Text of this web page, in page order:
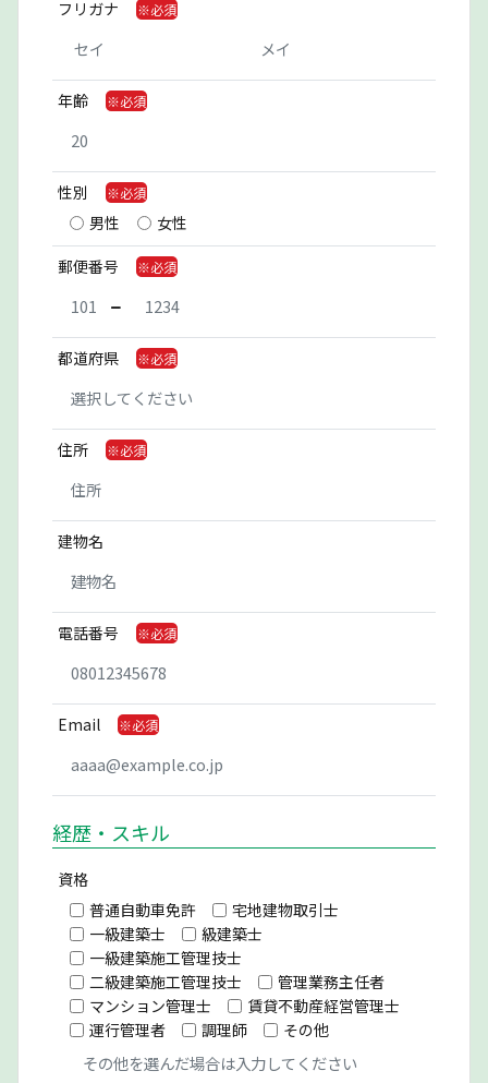
フリガナ
年齢
性別
男性
女性
郵便番号
都道府県
住所
建物名
電話番号
Email
経歴・スキル
資格
普通自動車免許
宅地建物取引士
一級建築士
級建築士
一級建築施工管理技士
二級建築施工管理技士
管理業務主任者
マンション管理士
賃貸不動産経営管理士
運行管理者
調理師 その他